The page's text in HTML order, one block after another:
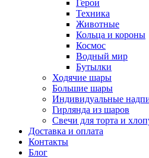
Герои
Техника
Животные
Кольца и короны
Космос
Водный мир
Бутылки
Ходячие шары
Большие шары
Индивидуальные
Гирлянда из шаров
Свечи для торта и
Доставка и оплата
Контакты
Блог